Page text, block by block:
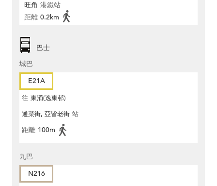
旺角 港鐵站
距離 0.2km
巴士
城巴
E21A
往 東涌(逸東邨)
通菜街, 亞皆老街 站
距離 100m
九巴
N216